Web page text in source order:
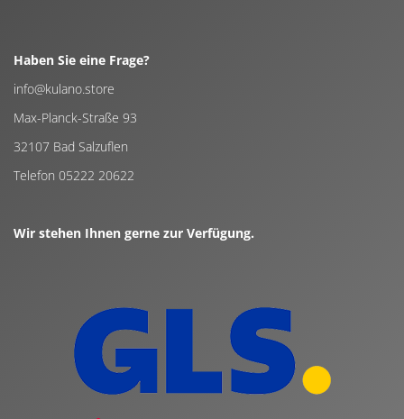
Haben Sie eine Frage?
info@kulano.store
Max-Planck-Straße 93
32107 Bad Salzuflen
Telefon 05222 20622
Wir stehen Ihnen gerne zur Verfügung.